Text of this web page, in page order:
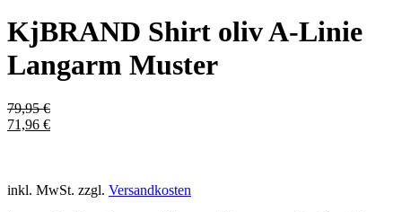
KjBRAND Shirt oliv A-Linie
Langarm Muster
79,95€
71,96 €
inkl. MwSt. zzgl. Versandkosten